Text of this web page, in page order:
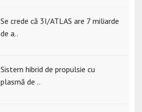
Se crede că 3I/ATLAS are 7 miliarde
de a..
Sistem hibrid de propulsie cu
plasmă de ..